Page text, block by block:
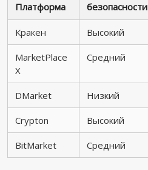
Платформа
безопасности
Кракен Высокий
MarketPlace
X
Средний
DMarket Низкий
Crypton Высокий
BitMarket Средний